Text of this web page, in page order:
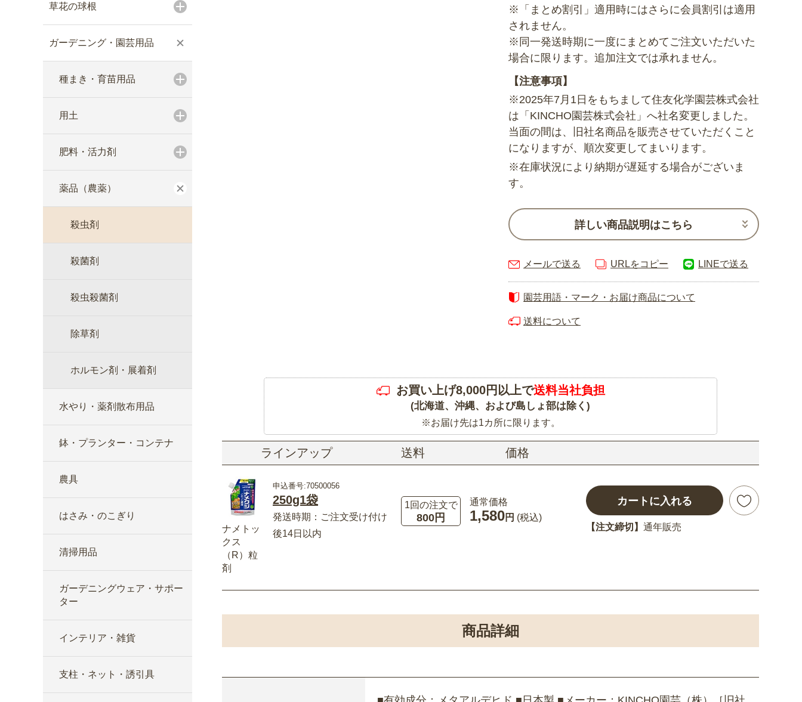
草花の球根
ガーデニング・園芸用品
種まき・育苗用品
用土
肥料・活力剤
薬品（農薬）
殺虫剤
殺菌剤
殺虫殺菌剤
除草剤
ホルモン剤・展着剤
水やり・薬剤散布用品
鉢・プランター・コンテナ
農具
はさみ・のこぎり
清掃用品
ガーデニングウェア・サポー
ター
インテリア・雑貨
支柱・ネット・誘引具
※「まとめ割引」適用時にはさらに会員割引は適用
されません。
※同一発送時期に一度にまとめてご注文いただいた
場合に限ります。追加注文では承れません。
【注意事項】
※2025年7月1日をもちまして住友化学園芸株式会社
は「KINCHO園芸株式会社」へ社名変更しました。
当面の間は、旧社名商品を販売させていただくこと
になりますが、順次変更してまいります。
※在庫状況により納期が遅延する場合がございま
す。
詳しい商品説明はこちら
メールで送る URLをコピー LINEで送る
園芸用語・マーク・お届け商品について
送料について
お買い上げ8,000円以上で送料当社負担
(北海道、沖縄、および島しょ部は除く)
※お届け先は1カ所に限ります。
ラインアップ 送料 価格
ナメトッ
クス
（R）粒
剤
申込番号:70500056
250g1袋
発送時期：ご注文受け付け
後14日以内
1回の注文で
800円
通常価格
1,580円 (税込)
カートに入れる
【注文締切】 通年販売
商品詳細